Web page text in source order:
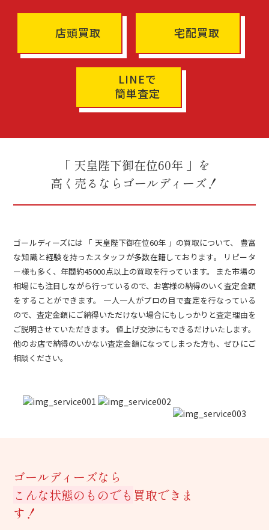
店頭買取 宅配買取
LINEで
簡単査定
「 天皇陛下御在位60年 」を
高く売るならゴールディーズ！
ゴールディーズには 「 天皇陛下御在位60年 」の買取について、 豊富
な知識と経験を持ったスタッフが多数在籍しております。 リピータ
ー様も多く、年間約45000点以上の買取を行っています。 また市場の
相場にも注目しながら行っているので、お客様の納得のいく査定金額
をすることができます。 一人一人がプロの目で査定を行なっている
ので、査定金額にご納得いただけない場合にもしっかりと査定理由を
ご説明させていただきます。 値上げ交渉にもできるだけいたします。
他のお店で納得のいかない査定金額になってしまった方も、ぜひにご
相談ください。
ゴールディーズなら
こんな状態のものでも 買取できま
す！